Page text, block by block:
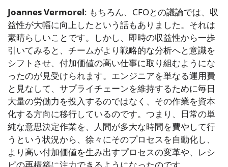
Joannes Vermorel: もちろん、CFOとの議論では、収
益性が大幅に向上したという話もありました。それは
素晴らしいことです。しかし、即時の収益性から一歩
引いてみると、チームがより戦略的な分析へと意識を
シフトさせ、付加価値の高い仕事に取り組むようにな
ったのが見受けられます。エンジニアを単なる運用費
と見なして、サプライチェーンを維持するために毎日
大量の労働力を投入するのではなく、その作業を資本
化する方向に移行しているのです。つまり、日常の単
純な意思決定作業を、人間が多大な時間を費やして行
うという状況から、徐々にそのプロセスを自動化し、
より高い付加価値を生み出すプロセスの変革や、レシ